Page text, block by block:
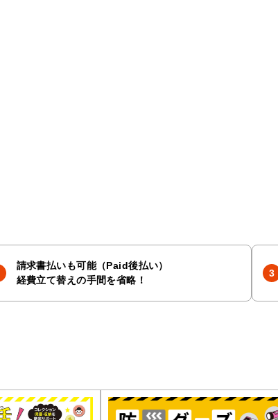
請求書払いも可能（Paid後払い）
経費立て替えの手間を省略！